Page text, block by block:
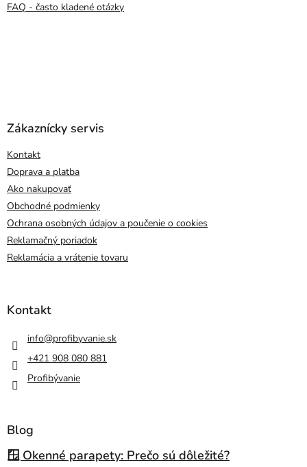
FAQ - často kladené otázky
Zákaznícky servis
Kontakt
Doprava a platba
Ako nakupovať
Obchodné podmienky
Ochrana osobných údajov a poučenie o cookies
Reklamačný poriadok
Reklamácia a vrátenie tovaru
Kontakt
info@profibyvanie.sk
+421 908 080 881
Profibývanie
Blog
🪟 Okenné parapety: Prečo sú dôležité?